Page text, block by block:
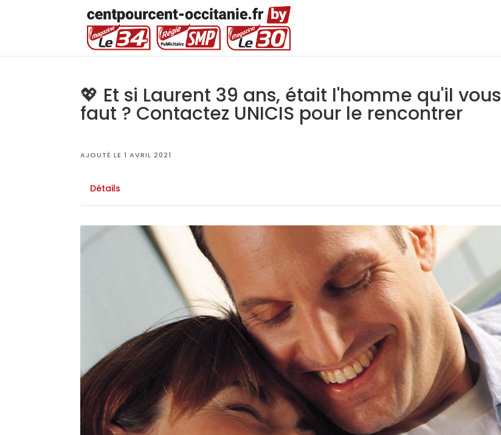
💖 Et si Laurent 39 ans, était l'homme qu'il vous
faut ? Contactez UNICIS pour le rencontrer
AJOUTÉ LE 1 AVRIL 2021
Détails